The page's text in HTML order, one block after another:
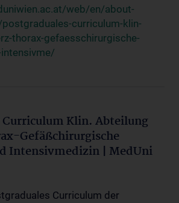
web/en/about-
curriculum-klin-
thorax-gefaesschirurgische-
Curriculum Klin. Abteilung
Gefäßchirurgische
Intensivmedizin | MedUni
Curriculum der